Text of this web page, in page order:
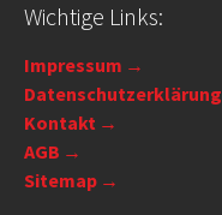
Wichtige Links:
Impressum
Datenschutzerklärung
Kontakt
AGB
Sitemap